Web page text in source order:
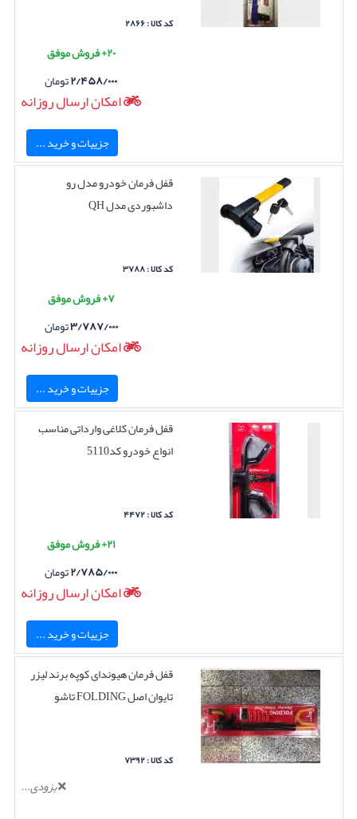
کد کالا : ۲۸۶۶
۲۰+ فروش موفق
۲/۴۵۸/۰۰۰تومان
امکان ارسال روزانه
جزییات و خرید ...
قفل فرمان خودرو مدل رو
داشبوردی مدل QH
کد کالا : ۳۷۸۸
۷+ فروش موفق
۳/۷۸۷/۰۰۰تومان
امکان ارسال روزانه
جزییات و خرید ...
قفل فرمان کلاغی وارداتی مناسب
انواع خودرو کد5110
کد کالا : ۴۴۷۲
۲۱+ فروش موفق
۲/۷۸۵/۰۰۰تومان
امکان ارسال روزانه
جزییات و خرید ...
قفل فرمان هیوندای کوپه برند لیزر
تایوان اصل FOLDING تاشو
کد کالا : ۷۳۹۲
بزودی...